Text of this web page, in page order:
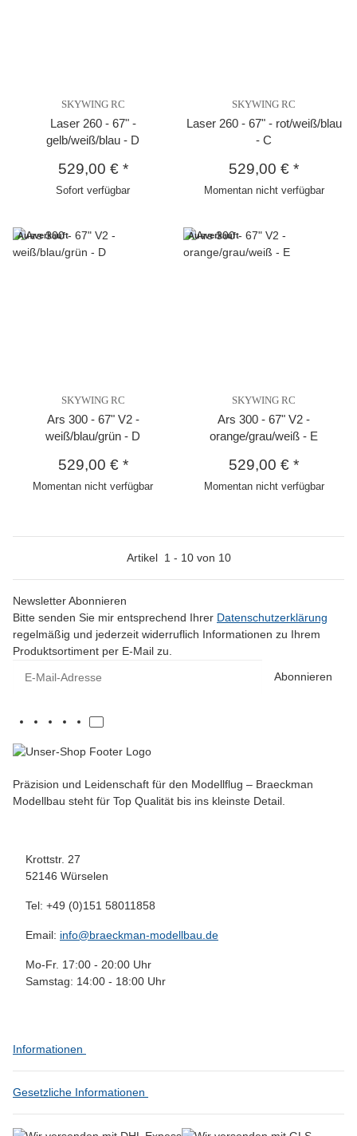
SKYWING RC
Laser 260 - 67" -
gelb/weiß/blau - D
529,00 € *
Sofort verfügbar
SKYWING RC
Laser 260 - 67" - rot/weiß/blau
- C
529,00 €*
Momentan nicht verfügbar
Ausverkauft
SKYWING RC
Ars 300 - 67" V2 -
weiß/blau/grün - D
529,00 € *
Momentan nicht verfügbar
Ausverkauft
SKYWING RC
Ars 300 - 67" V2 -
orange/grau/weiß - E
529,00 €*
Momentan nicht verfügbar
Artikel 1 - 10von 10
Newsletter Abonnieren
Bitte senden Sie mir entsprechend Ihrer Datenschutzerklärung
regelmäßig und jederzeit widerruflich Informationen zu Ihrem
Produktsortiment per E-Mail zu.
Abonnieren
Präzision und Leidenschaft für den Modellflug – Braeckman
Modellbau steht für Top Qualität bis ins kleinste Detail.
Krottstr. 27
52146 Würselen
Tel: +49 (0)151 58011858
Email: info@braeckman-modellbau.de
Mo-Fr. 17:00 - 20:00 Uhr
Samstag: 14:00 - 18:00 Uhr
Informationen
Gesetzliche Informationen